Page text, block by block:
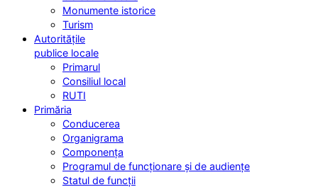
Monumente istorice
Turism
Autoritățile
publice locale
Primarul
Consiliul local
RUTI
Primăria
Conducerea
Organigrama
Componența
Programul de funcționare și de audiențe
Statul de funcții